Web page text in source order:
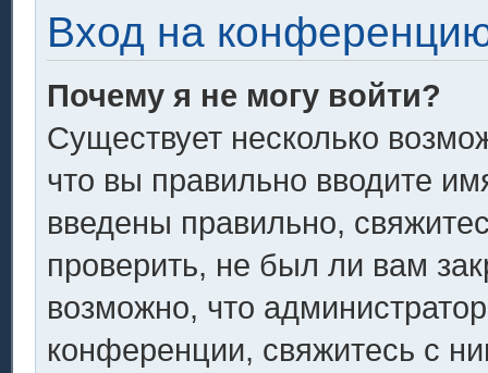
Вход на
Почему я не могу войти?
Существует несколько
что вы правильно вводите
введены правильно,
проверить, не был ли вам
возможно, что
конференции, свяжитесь с